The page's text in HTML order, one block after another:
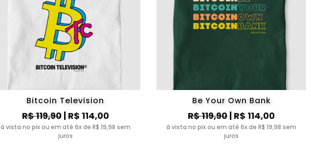
Bitcoin Television
R$ 119,90| R$ 114,00
à vista no pix ou em até 6x de R$ 19,98 sem
juros
Be Your Own Bank
R$ 119,90| R$ 114,00
à vista no pix ou em até 6x de R$ 19,98 sem
juros